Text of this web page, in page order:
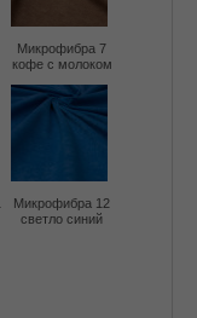
Микрофибра 7
кофе с молоком
Микрофибра 12
светло синий